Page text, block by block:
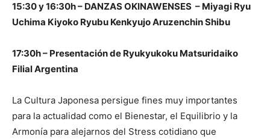
15:30 y 16:30h – DANZAS OKINAWENSES – Miyagi Ryu
Uchima Kiyoko Ryubu Kenkyujo Aruzenchin Shibu
17:30h – Presentación de Ryukyukoku Matsuridaiko
Filial Argentina
La Cultura Japonesa persigue fines muy importantes
para la actualidad como el Bienestar, el Equilibrio y la
Armonía para alejarnos del Stress cotidiano que